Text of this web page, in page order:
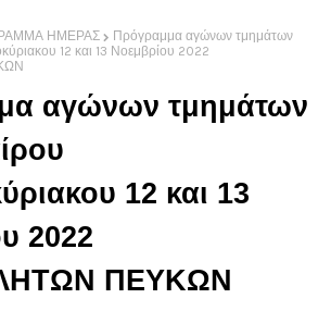
ΗΜΕΡΑΣ
Πρόγραμμα αγώνων τμημάτων
12 και 13 Νοεμβρίου 2022
αγώνων τμημάτων
12 και 13
2022
ΠΕΥΚΩΝ